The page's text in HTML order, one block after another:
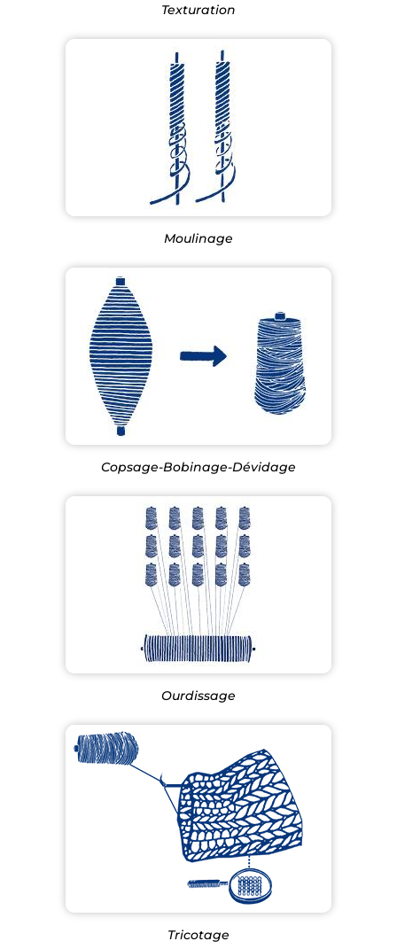
Texturation
Moulinage
Copsage-Bobinage-Dévidage
Ourdissage
Tricotage